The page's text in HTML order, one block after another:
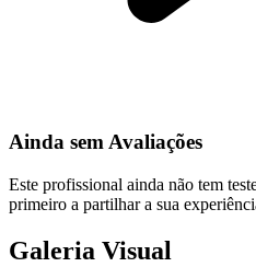
Ainda sem Avaliações
Este profissional ainda não tem
primeiro a partilhar a sua
Galeria Visual